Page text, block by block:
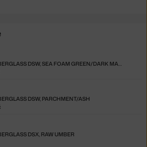
EAMES FIBERGLASS DSW, SEA FOAM GREEN/DARK MAPLE
DSW, PARCHMENT/ASH
DSX, RAW UMBER